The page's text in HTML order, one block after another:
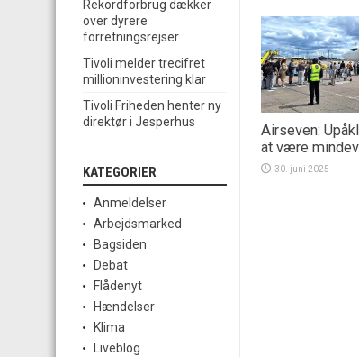
Airseven:
at være
30. juni 2025
Rekordforbrug dækker
over dyrere
forretningsrejser
Tivoli melder trecifret
millioninvestering klar
Tivoli Friheden henter ny
direktør i Jesperhus
KATEGORIER
Anmeldelser
Arbejdsmarked
Bagsiden
Debat
Flådenyt
Hændelser
Klima
Liveblog